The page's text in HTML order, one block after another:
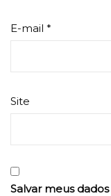
E-mail *
Site
Salvar meus